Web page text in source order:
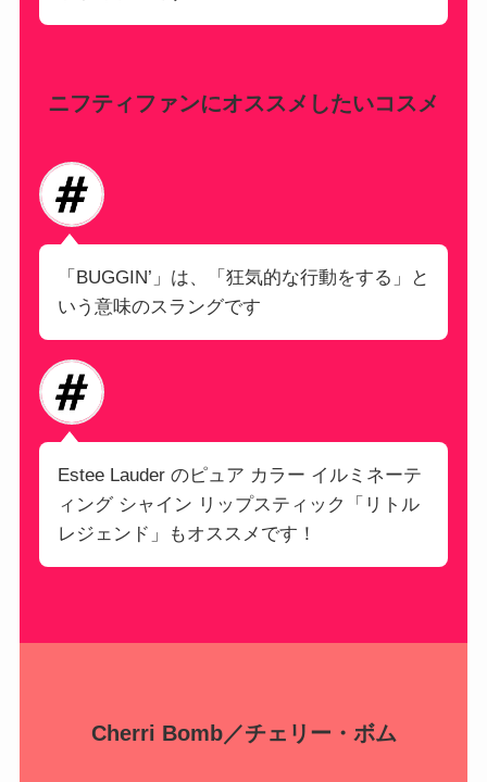
ニフティファンにオススメしたいコスメ
「BUGGIN’」は、「狂気的な行動をする」と
いう意味のスラングです
Estee Lauder のピュア カラー イルミネーテ
ィング シャイン リップスティック「リトル
レジェンド」もオススメです！
Cherri Bomb／チェリー・ボム